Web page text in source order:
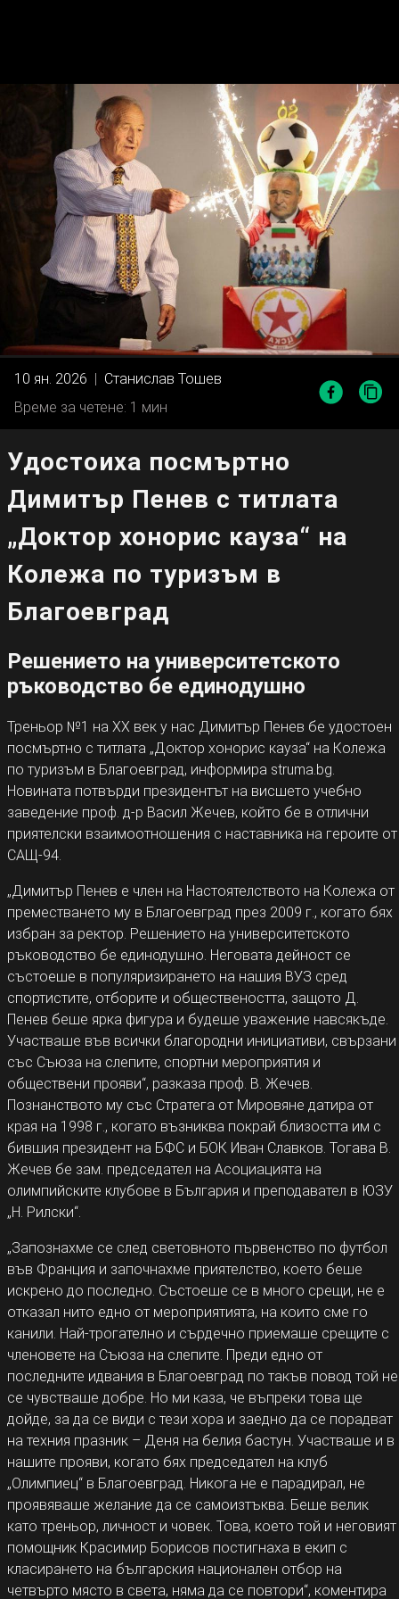
10 ян. 2026 | Станислав Тошев
Време за четене: 1 мин
Удостоиха посмъртно
Димитър Пенев с титлата
„Доктор хонорис кауза“ на
Колежа по туризъм в
Благоевград
Решението на университетското
ръководство бе единодушно
Треньор №1 на ХХ век у нас Димитър Пенев бе удостоен
посмъртно с титлата „Доктор хонорис кауза“ на Колежа
по туризъм в Благоевград, информира struma.bg.
Новината потвърди президентът на висшето учебно
заведение проф. д-р Васил Жечев, който бе в отлични
приятелски взаимоотношения с наставника на героите от
САЩ-94.
„Димитър Пенев е член на Настоятелството на Колежа от
преместването му в Благоевград през 2009 г., когато бях
избран за ректор. Решението на университетското
ръководство бе единодушно. Неговата дейност се
състоеше в популяризирането на нашия ВУЗ сред
спортистите, отборите и обществеността, защото Д.
Пенев беше ярка фигура и будеше уважение навсякъде.
Участваше във всички благородни инициативи, свързани
със Съюза на слепите, спортни мероприятия и
обществени прояви“, разказа проф. В. Жечев.
Познанството му със Стратега от Мировяне датира от
края на 1998 г., когато възниква покрай близостта им с
бившия президент на БФС и БОК Иван Славков. Тогава В.
Жечев бе зам. председател на Асоциацията на
олимпийските клубове в България и преподавател в ЮЗУ
„Н. Рилски“.
„Запознахме се след световното първенство по футбол
във Франция и започнахме приятелство, което беше
искрено до последно. Състоеше се в много срещи, не е
отказал нито едно от мероприятията, на които сме го
канили. Най-трогателно и сърдечно приемаше срещите с
членовете на Съюза на слепите. Преди едно от
последните идвания в Благоевград по такъв повод той не
се чувстваше добре. Но ми каза, че въпреки това ще
дойде, за да се види с тези хора и заедно да се порадват
на техния празник – Деня на белия бастун. Участваше и в
нашите прояви, когато бях председател на клуб
„Олимпиец“ в Благоевград. Никога не е парадирал, не
проявяваше желание да се самоизтъква. Беше велик
като треньор, личност и човек. Това, което той и неговият
помощник Красимир Борисов постигнаха в екип с
класирането на българския национален отбор на
четвърто място в света, няма да се повтори“, коментира